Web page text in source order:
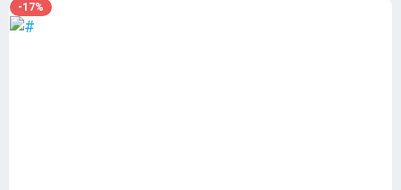
-17%